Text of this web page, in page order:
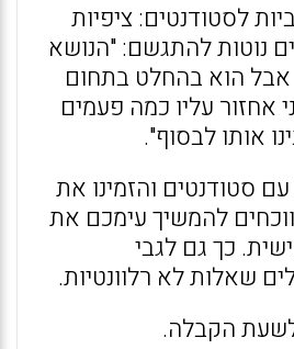
לסטודנטים: ציפיות
נוטות להתגשם: "הנושא
הוא בהחלט בתחום
אחזור עליו כמה פעמים
אותו לבסוף".
עם סטודנטים והזמינו את
להמשיך עימכם את
כך גם לגבי
שאלות לא רלוונטיות.
לשעת הקבלה.